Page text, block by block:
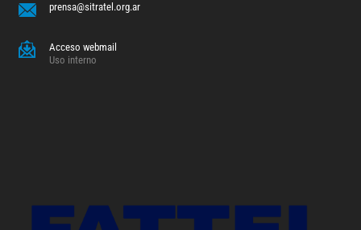
prensa@sitratel.org.ar
Acceso webmail
Uso interno